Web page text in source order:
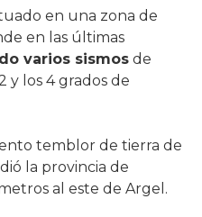
en una zona de
en las últimas
varios sismos de
y los 4 grados de
temblor de tierra de
la provincia de
al este de Argel.